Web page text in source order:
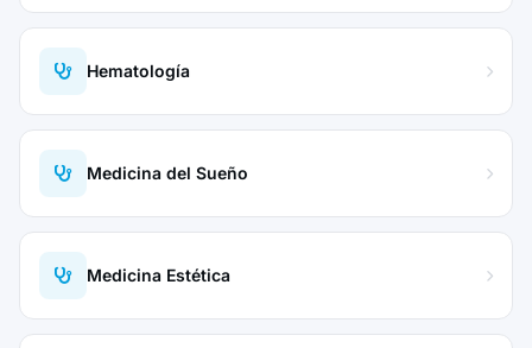
Hematología
Medicina del Sueño
Medicina Estética